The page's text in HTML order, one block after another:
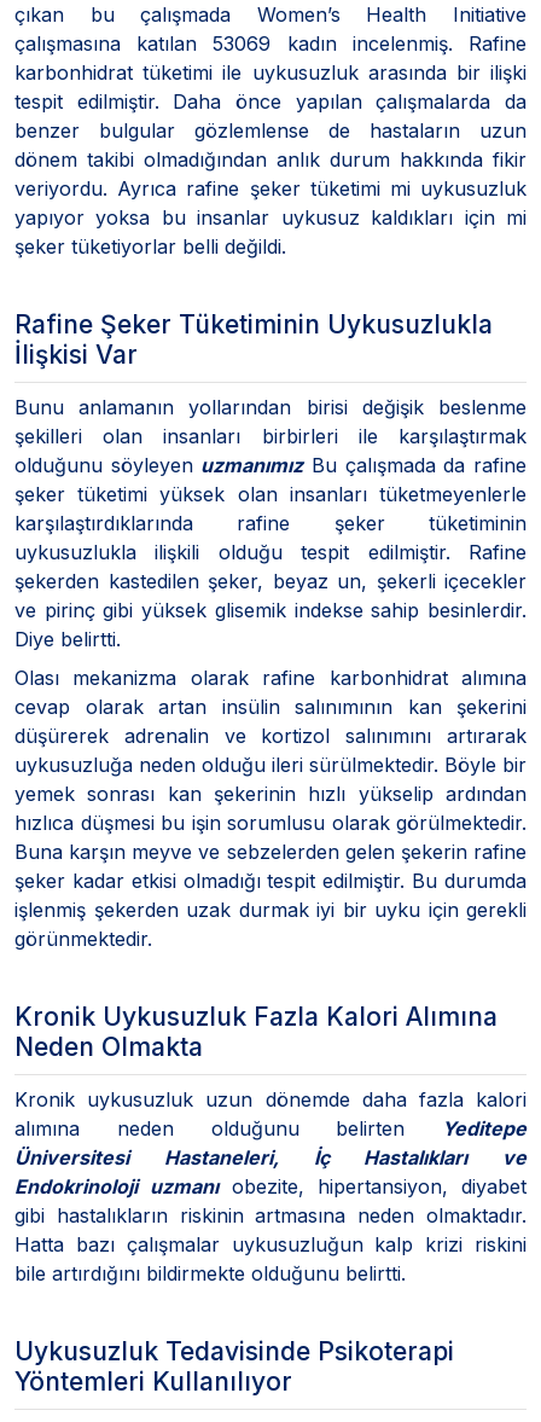
çıkan bu çalışmada Women’s Health Initiative
çalışmasına katılan 53069 kadın incelenmiş. Rafine
karbonhidrat tüketimi ile uykusuzluk arasında bir ilişki
tespit edilmiştir. Daha önce yapılan çalışmalarda da
benzer bulgular gözlemlense de hastaların uzun
dönem takibi olmadığından anlık durum hakkında fikir
veriyordu. Ayrıca rafine şeker tüketimi mi uykusuzluk
yapıyor yoksa bu insanlar uykusuz kaldıkları için mi
şeker tüketiyorlar belli değildi.
Rafine Şeker Tüketiminin Uykusuzlukla
İlişkisi Var
Bunu anlamanın yollarından birisi değişik beslenme
şekilleri olan insanları birbirleri ile karşılaştırmak
olduğunu söyleyen uzmanımızBu çalışmada da rafine
şeker tüketimi yüksek olan insanları tüketmeyenlerle
karşılaştırdıklarında rafine şeker tüketiminin
uykusuzlukla ilişkili olduğu tespit edilmiştir. Rafine
şekerden kastedilen şeker, beyaz un, şekerli içecekler
ve pirinç gibi yüksek glisemik indekse sahip besinlerdir.
Diye belirtti.
Olası mekanizma olarak rafine karbonhidrat alımına
cevap olarak artan insülin salınımının kan şekerini
düşürerek adrenalin ve kortizol salınımını artırarak
uykusuzluğa neden olduğu ileri sürülmektedir. Böyle bir
yemek sonrası kan şekerinin hızlı yükselip ardından
hızlıca düşmesi bu işin sorumlusu olarak görülmektedir.
Buna karşın meyve ve sebzelerden gelen şekerin rafine
şeker kadar etkisi olmadığı tespit edilmiştir. Bu durumda
işlenmiş şekerden uzak durmak iyi bir uyku için gerekli
görünmektedir.
Kronik Uykusuzluk Fazla Kalori Alımına
Neden Olmakta
Kronik uykusuzluk uzun dönemde daha fazla kalori
alımına neden olduğunu belirten
Yeditepe
Üniversitesi Hastaneleri, İç Hastalıkları ve
Endokrinoloji uzmanı obezite, hipertansiyon, diyabet
gibi hastalıkların riskinin artmasına neden olmaktadır.
Hatta bazı çalışmalar uykusuzluğun kalp krizi riskini
bile artırdığını bildirmekte olduğunu belirtti.
Uykusuzluk Tedavisinde Psikoterapi
Yöntemleri Kullanılıyor